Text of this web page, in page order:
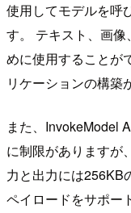
使用してモデルを呼
す。 テキスト、画
めに使用することが
リケーションの構築
また、InvokeModel
に制限がありますが
力と出力には256KB
ペイロードをサポー